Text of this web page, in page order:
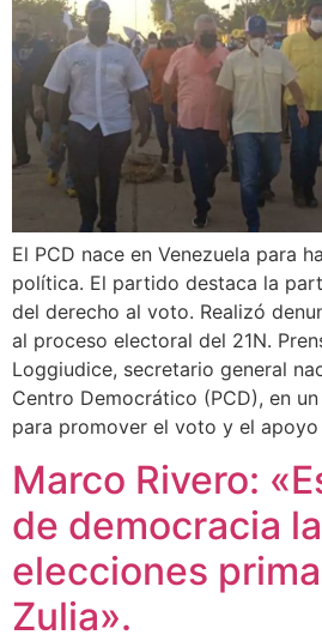
El PCD nace en Venezuela para
política. El partido destaca la
del derecho al voto. Realizó
al proceso electoral del 21N.
Loggiudice, secretario general
Centro Democrático (PCD), en
para promover el voto y el
Marco Rivero:
de democracia
elecciones
Zulia».